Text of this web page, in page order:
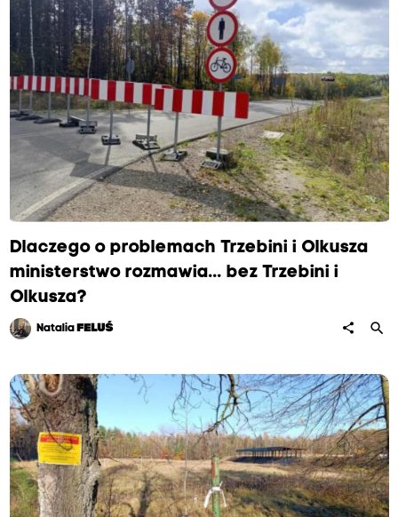
Dlaczego o problemach Trzebini i Olkusza
ministerstwo rozmawia... bez Trzebini i
Olkusza?
Natalia FELUŚ share search